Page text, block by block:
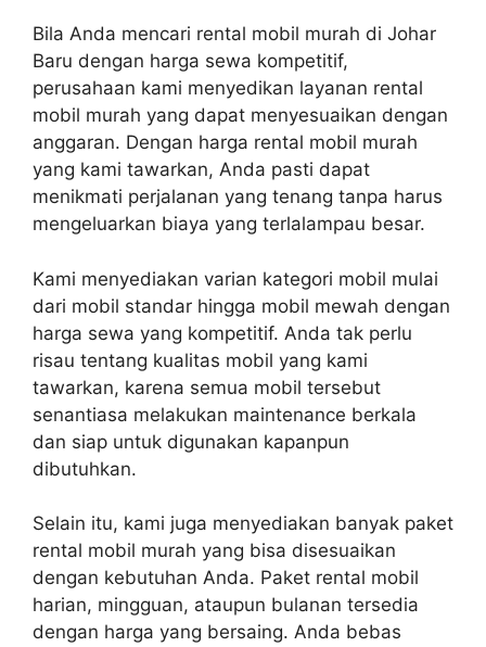
Bila Anda mencari rental mobil murah di Johar
Baru dengan harga sewa kompetitif,
perusahaan kami menyedikan layanan rental
mobil murah yang dapat menyesuaikan dengan
anggaran. Dengan harga rental mobil murah
yang kami tawarkan, Anda pasti dapat
menikmati perjalanan yang tenang tanpa harus
mengeluarkan biaya yang terlalampau besar.
Kami menyediakan varian kategori mobil mulai
dari mobil standar hingga mobil mewah dengan
harga sewa yang kompetitif. Anda tak perlu
risau tentang kualitas mobil yang kami
tawarkan, karena semua mobil tersebut
senantiasa melakukan maintenance berkala
dan siap untuk digunakan kapanpun
dibutuhkan.
Selain itu, kami juga menyediakan banyak paket
rental mobil murah yang bisa disesuaikan
dengan kebutuhan Anda. Paket rental mobil
harian, mingguan, ataupun bulanan tersedia
dengan harga yang bersaing. Anda bebas